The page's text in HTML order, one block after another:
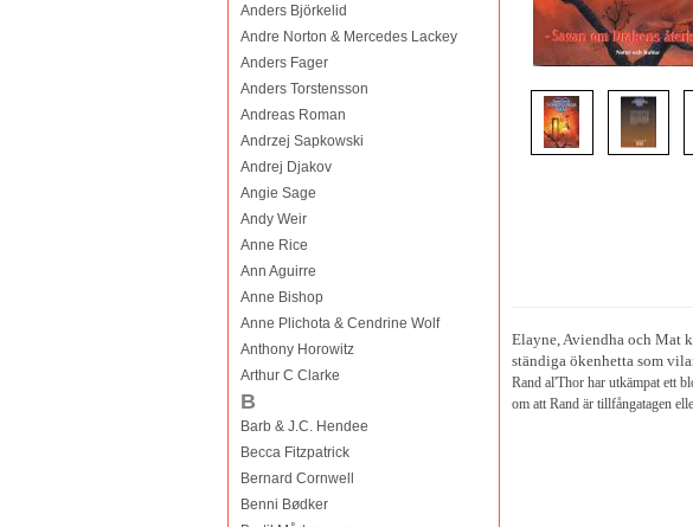
Anders Björkelid
Andre Norton & Mercedes Lackey
Anders Fager
Anders Torstensson
Andreas Roman
Andrzej Sapkowski
Andrej Djakov
Angie Sage
Andy Weir
Anne Rice
Ann Aguirre
Anne Bishop
Anne Plichota & Cendrine Wolf
Anthony Horowitz
Arthur C Clarke
B
Barb & J.C. Hendee
Becca Fitzpatrick
Bernard Cornwell
Benni Bødker
Elayne, Aviendha och Mat
ständiga ökenhetta som
Rand al'Thor har utkämpat ett
om att Rand är tillfångatagen